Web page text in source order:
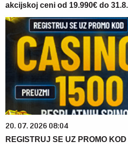
akcijskoj ceni od 19.990€ do 31.8.
20. 07. 2026 08:04
REGISTRUJ SE UZ PROMO